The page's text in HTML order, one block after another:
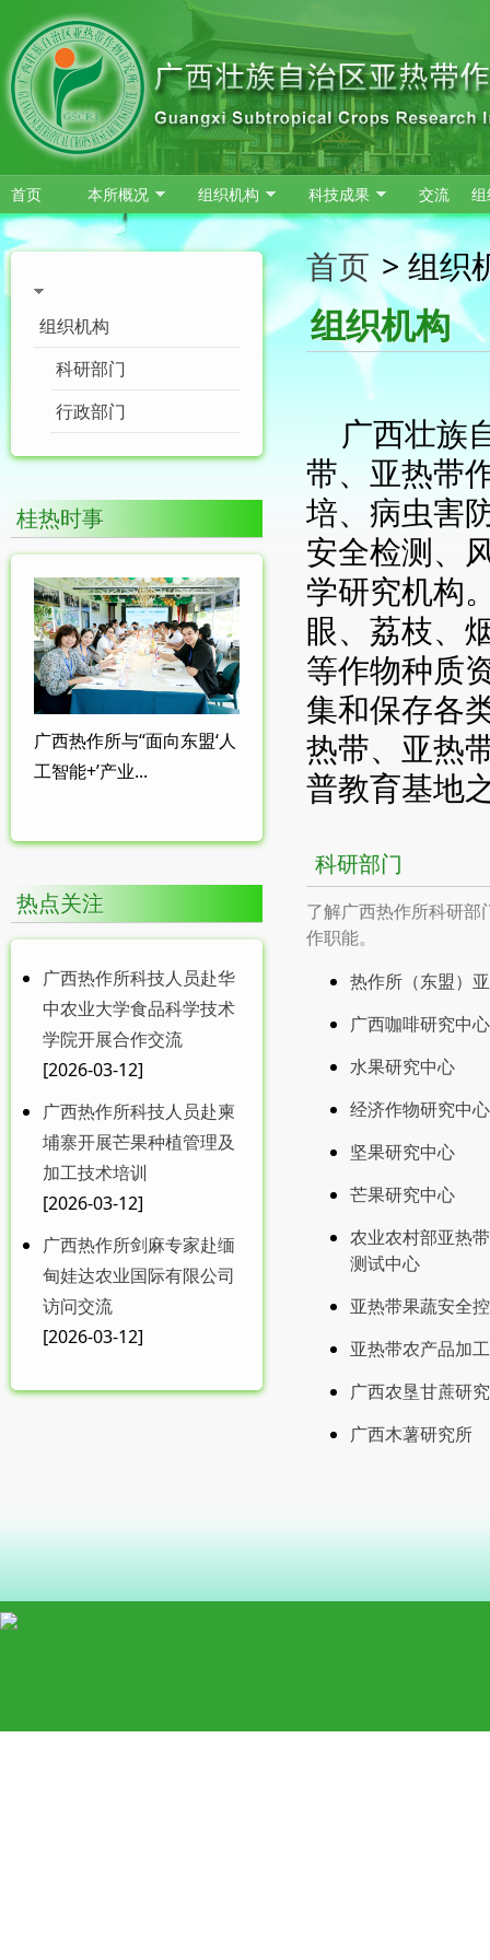
跳转到主要内容
首页 本所概况 组织机构 科技成果 交流
组织机构
科研部门
行政部门
桂热时事
广西热作所与“面向东盟‘人
工智能+’产业...
热点关注
广西热作所科技人员赴华
中农业大学食品科学技术
学院开展合作交流
[2026-03-12]
广西热作所科技人员赴柬
埔寨开展芒果种植管理及
加工技术培训
[2026-03-12]
广西热作所剑麻专家赴缅
甸娃达农业国际有限公司
访问交流
[2026-03-12]
首页 > 组织
组织机构
广西壮族
带、亚热带
培、病虫害
安全检测、
学研究机构
眼、荔枝、
等作物种质
集和保存各
热带、亚热
普教育基地
科研部门
了解广西热作所科研部
作职能。
热作所（东盟）
广西咖啡研究中心
水果研究中心
经济作物研究中心
坚果研究中心
芒果研究中心
农业农村部亚热
测试中心
亚热带果蔬安全
亚热带农产品加
广西农垦甘蔗研
广西木薯研究所